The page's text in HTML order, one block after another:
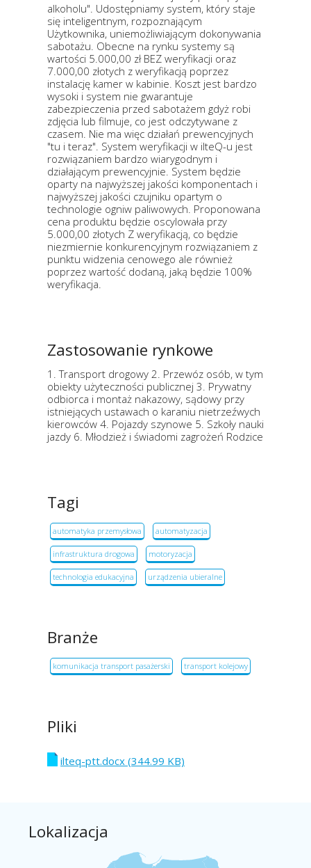
alkoholu". Udostępniamy system, który staje
się inteligentnym, rozpoznającym
Użytkownika, uniemożliwiającym dokonywania
sabotażu. Obecne na rynku systemy są
wartości 5.000,00 zł BEZ weryfikacji oraz
7.000,00 złotych z weryfikacją poprzez
instalację kamer w kabinie. Koszt jest bardzo
wysoki i system nie gwarantuje
zabezpieczenia przed sabotażem gdyż robi
zdjęcia lub filmuje, co jest odczytywane z
czasem. Nie ma więc działań prewencyjnych
"tu i teraz". System weryfikacji w ilteQ-u jest
rozwiązaniem bardzo wiarygodnym i
działającym prewencyjnie. System będzie
oparty na najwyższej jakości komponentach i
najwyższej jakości czujniku opartym o
technologie ogniw paliwowych. Proponowana
cena produktu będzie oscylowała przy
5.000,00 złotych Z weryfikacją, co będzie
niezmiernie konkurencyjnym rozwiązaniem z
punktu widzenia cenowego ale również
poprzez wartość dodaną, jaką będzie 100%
weryfikacja.
Zastosowanie rynkowe
1. Transport drogowy 2. Przewóz osób, w tym
obiekty użyteczności publicznej 3. Prywatny
odbiorca i montaż nakazowy, sądowy przy
istniejących ustawach o karaniu nietrzeźwych
kierowców 4. Pojazdy szynowe 5. Szkoły nauki
jazdy 6. Młodzież i świadomi zagrożeń Rodzice
Tagi
automatyka przemysłowa automatyzacja
infrastruktura drogowa motoryzacja
technologia edukacyjna urządzenia ubieralne
Branże
komunikacja transport pasażerski transport kolejowy
Pliki
ilteq-ptt.docx (344.99 KB)
Lokalizacja